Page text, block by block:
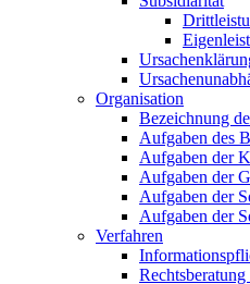
Organisation
Bezeichnung
Aufgaben des
Aufgaben der
Aufgaben der
Aufgaben der
Aufgaben der
Verfahren